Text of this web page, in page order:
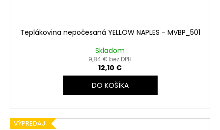
Teplákovina nepočesaná YELLOW NAPLES - MVBP_501
Skladom
9,84 € bez DPH
12,10 €
DO KOŠÍKA
VÝPREDAJ